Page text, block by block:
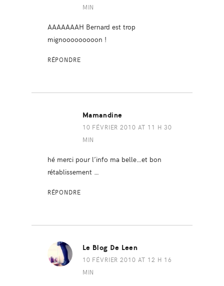
MIN
AAAAAAAH Bernard est trop
mignooooooooon !
RÉPONDRE
Mamandine
10 FÉVRIER 2010 AT 11 H 30
MIN
hé merci pour l’info ma belle…et bon
rétablissement …
RÉPONDRE
Le Blog De Leen
10 FÉVRIER 2010 AT 12 H 16
MIN